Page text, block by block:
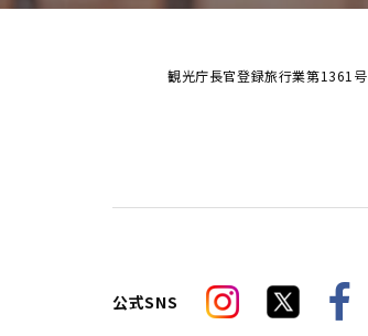
観光庁長官登録旅行業第1361号
公式SNS